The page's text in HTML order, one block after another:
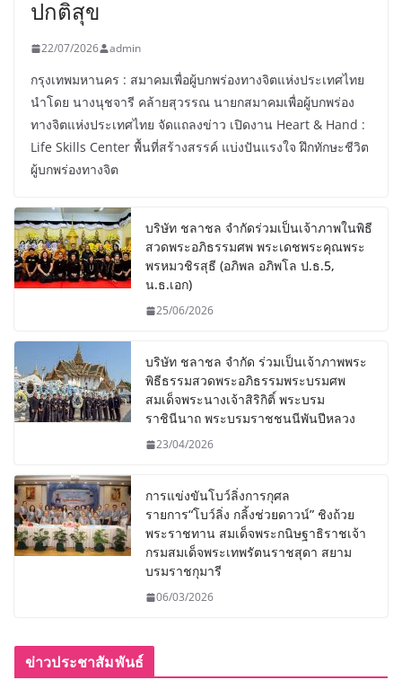
ปกติสุข
22/07/2026 admin
กรุงเทพมหานคร : สมาคมเพื่อผู้บกพร่องทางจิตแห่งประเทศไทย
นำโดย นางนุชจารี คล้ายสุวรรณ นายกสมาคมเพื่อผู้บกพร่อง
ทางจิตแห่งประเทศไทย จัดแถลงข่าว เปิดงาน Heart & Hand :
Life Skills Center พื้นที่สร้างสรรค์ แบ่งปันแรงใจ ฝึกทักษะชีวิต
ผู้บกพร่องทางจิต
บริษัท ชลาชล จำกัดร่วมเป็นเจ้าภาพในพิธี
สวดพระอภิธรรมศพ พระเดชพระคุณพระ
พรหมวชิรสุธี (อภิพล อภิพโล ป.ธ.5,
น.ธ.เอก)
25/06/2026
บริษัท ชลาชล จำกัด ร่วมเป็นเจ้าภาพพระ
พิธีธรรมสวดพระอภิธรรมพระบรมศพ
สมเด็จพระนางเจ้าสิริกิติ์ พระบรม
ราชินีนาถ พระบรมราชชนนีพันปีหลวง
23/04/2026
การแข่งขันโบว์ลิ่งการกุศล
รายการ“โบว์ลิ่ง กลิ้งช่วยดาวน์” ชิงถ้วย
พระราชทาน สมเด็จพระกนิษฐาธิราชเจ้า
กรมสมเด็จพระเทพรัตนราชสุดา สยาม
บรมราชกุมารี
06/03/2026
ข่าวประชาสัมพันธ์